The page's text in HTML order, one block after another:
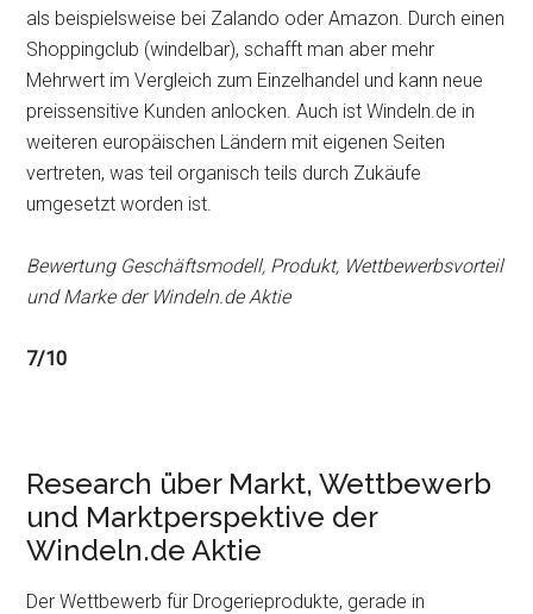
als beispielsweise bei Zalando oder Amazon. Durch einen
Shoppingclub (windelbar), schafft man aber mehr
Mehrwert im Vergleich zum Einzelhandel und kann neue
preissensitive Kunden anlocken. Auch ist Windeln.de in
weiteren europäischen Ländern mit eigenen Seiten
vertreten, was teil organisch teils durch Zukäufe
umgesetzt worden ist.
Bewertung Geschäftsmodell, Produkt, Wettbewerbsvorteil
und Marke der Windeln.de Aktie
7/10
Research über Markt, Wettbewerb
und Marktperspektive der
Windeln.de Aktie
Der Wettbewerb für Drogerieprodukte, gerade in